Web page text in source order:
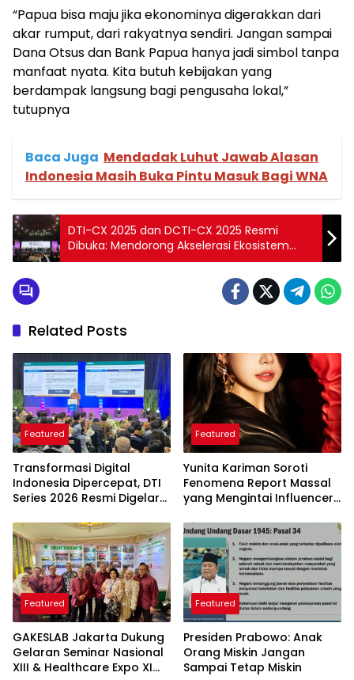
“Papua bisa maju jika ekonominya digerakkan dari
akar rumput, dari rakyatnya sendiri. Jangan sampai
Dana Otsus dan Bank Papua hanya jadi simbol tanpa
manfaat nyata. Kita butuh kebijakan yang
berdampak langsung bagi pengusaha lokal,”
tutupnya
Baca Juga Mendadak Luhut Jawab Alasan
Indonesia Masih Buka Pintu Masuk Bagi WNA
DTI-CX 2025 dan DCTI-CX 2025 Resmi
Dibuka: Mendorong Akselerasi Ekosistem
Digital Nasional
Related Posts
Featured
Transformasi Digital
Indonesia Dipercepat, DTI
Series 2026 Resmi Digelar
Featured
Yunita Kariman Soroti
Fenomena Report Massal
yang Mengintai Influencer,
yang Perlu Diketahui
Featured
GAKESLAB Jakarta Dukung
Gelaran Seminar Nasional
XIII & Healthcare Expo XI
Featured
Presiden Prabowo: Anak
Orang Miskin Jangan
Sampai Tetap Miskin